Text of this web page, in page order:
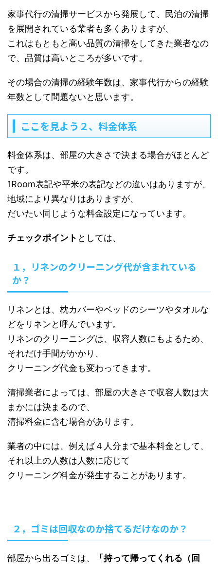
家事代行の清掃サービスから発展して、民泊の清掃
を展開されている業者も多くありますが、
これはもともと高い品質の清掃をしてきた業者なの
で、品質は高いところが多いです。
その場合の清掃の経験年数は、家事代行からの経験
年数として問題ないと思います。
ここを見よう２、料金体系
料金体系は、部屋の大きさで決まる場合がほとんど
です。
1Room表記や平米の表記などの違いはありますが、
地域により異なりはありますが、
だいたい同じような料金設定になっています。
チェックポイント としては、
１，リネンのクリーニング代が含まれている
か？
リネンとは、枕カバーやベッドのシーツやタオルな
どをリネンと呼んでいます。
リネンのクリーニングは、収容人数にもよるため、
それだけ手間がかかり、
クリーニング代金も変わってきます。
清掃業者によっては、部屋の大きさで収容人数は大
まかには決まるので、
清掃料金に含む場合があります。
業者の中には、例えば４人分まで基本料金として、
それ以上の人数は人数に応じて
クリーニング料金が発生することがあります。
２，ゴミは回収なのか捨てるだけなのか？
部屋から出るゴミは、
「持って帰ってくれる（回